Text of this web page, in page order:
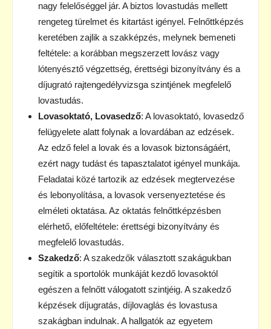
nagy felelőséggel jár. A biztos lovastudás mellett
rengeteg türelmet és kitartást igényel. Felnőttképzés
keretében zajlik a szakképzés, melynek bemeneti
feltétele: a korábban megszerzett lovász vagy
lótenyésztő végzettség, érettségi bizonyítvány és a
díjugrató rajtengedélyvizsga szintjének megfelelő
lovastudás.
Lovasoktató, Lovasedző: A lovasoktató, lovasedző
felügyelete alatt folynak a lovardában az edzések.
Az edző felel a lovak és a lovasok biztonságáért,
ezért nagy tudást és tapasztalatot igényel munkája.
Feladatai közé tartozik az edzések megtervezése
és lebonyolítása, a lovasok versenyeztetése és
elméleti oktatása. Az oktatás felnőttképzésben
elérhető, előfeltétele: érettségi bizonyítvány és
megfelelő lovastudás.
Szakedző: A szakedzők választott szakágukban
segítik a sportolók munkáját kezdő lovasoktól
egészen a felnőtt válogatott szintjéig. A szakedző
képzések díjugratás, díjlovaglás és lovastusa
szakágban indulnak. A hallgatók az egyetem